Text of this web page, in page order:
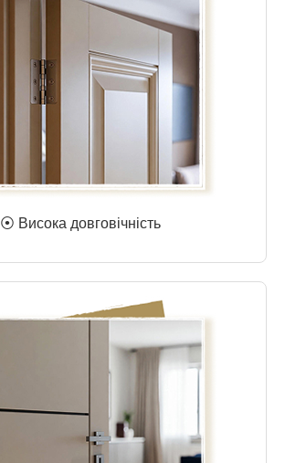
⦿ Висока довговічність